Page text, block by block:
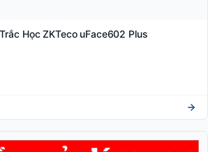
Học ZKTeco uFace602 Plus